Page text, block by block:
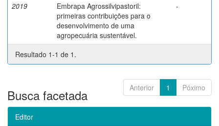
2019
Embrapa Agrossilvipastoril:
primeiras contribuições para o
desenvolvimento de uma
agropecuária sustentável.
-
Resultado 1-1 de 1.
Anterior 1 Póximo
Busca facetada
Editor